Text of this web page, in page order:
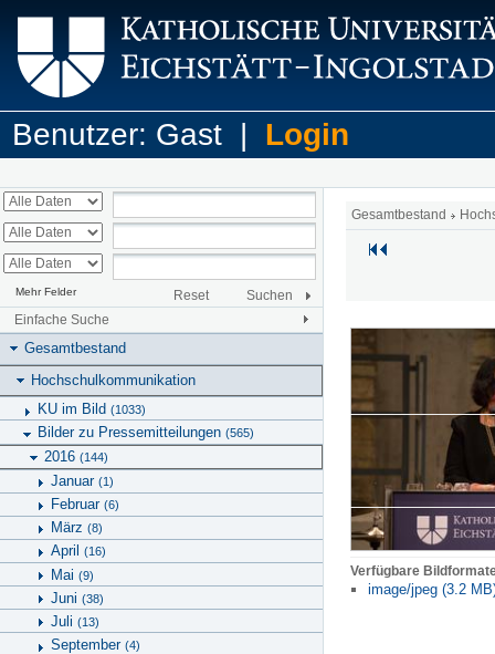
Benutzer: Gast | Login
Mehr Felder Reset
Suchen
Einfache Suche
Gesamtbestand
Hochschulkommunikation
KU im Bild (1033)
Bilder zu Pressemitteilungen (565)
2016 (144)
Januar (1)
Februar (6)
März (8)
April (16)
Mai (9)
Juni (38)
Juli (13)
September (4)
Gesamtbestand
Verfügbare
image/jpeg (3.2